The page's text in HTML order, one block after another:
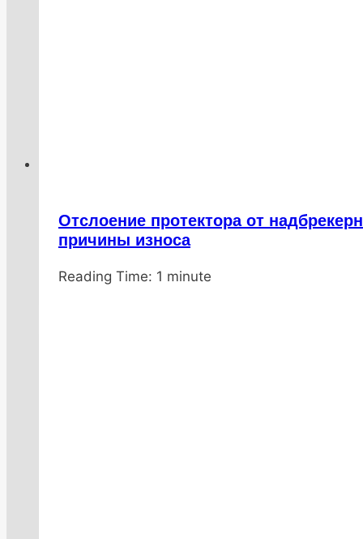
Отслоение протектора от
причины износа
ОтDenisNHK
20.01.202620.01.2026
Reading Time: 1 minute